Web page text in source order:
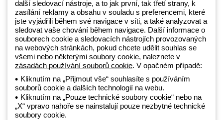
GEWISS LightZone, kde vyvíjíme propojená světelná řešení, která
transformují komplexitu do jednoduchosti a podporují profesionály a
koncové zákazníky v uspokojování jejich potřeb.Zjistěte více o
GEWISS
Czechia:CS
Zásady ochrany osobních údajů
Zásady používání souborů cookie
Obchodní podmínky
další sledovací nástroje, a to jak první, tak třetí strany, k
zasílání reklamy a obsahu v souladu s preferencemi, které
jste vyjádřili během své navigace v síti, a také analyzovat a
sledovat vaše chování během navigace. Další informace o
souborech cookie a sledovacích nástrojích provozovaných
na webových stránkách, pokud chcete udělit souhlas se
všemi nebo některými soubory cookie, naleznete v
zásadách používání souborů cookie. V opačném případě:
Kliknutím na „Přijmout vše“ souhlasíte s používáním
souborů cookie a dalších technologií na webu.
Kliknutím na „Pouze technické soubory cookie“ nebo na
„X“ vpravo nahoře se nainstalují pouze nezbytné technické
soubory cookie.